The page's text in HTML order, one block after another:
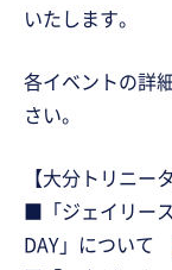
いたします。
各イベントの詳
さい。
【大分トリニー
■「ジェイリー
DAY」について